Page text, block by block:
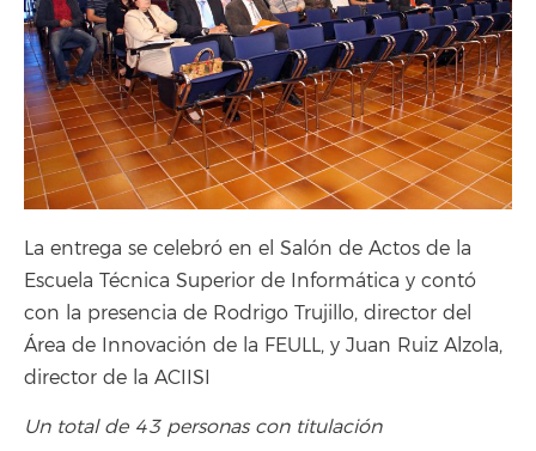
La entrega se celebró en el Salón de Actos de la
Escuela Técnica Superior de Informática y contó
con la presencia de Rodrigo Trujillo, director del
Área de Innovación de la FEULL, y Juan Ruiz Alzola,
director de la ACIISI
Un total de 43 personas con titulación